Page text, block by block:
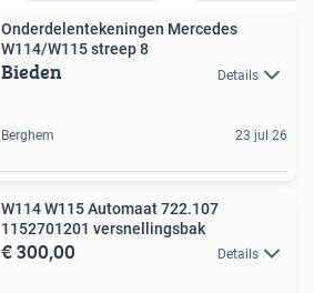
Onderdelentekeningen Mercedes
W114/W115 streep 8
Bieden Details
Berghem 23 jul 26
W114 W115 Automaat 722.107
1152701201 versnellingsbak
€ 300,00 Details